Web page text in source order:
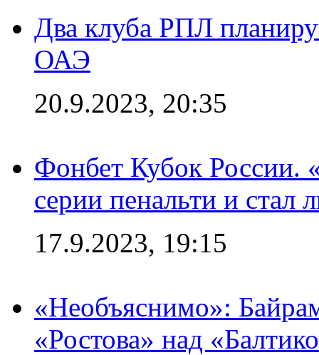
Два клуба РПЛ
ОАЭ
20.9.2023, 20:35
Фонбет Кубок России.
серии пенальти и стал
17.9.2023, 19:15
«Необъяснимо»:
«Ростова» над